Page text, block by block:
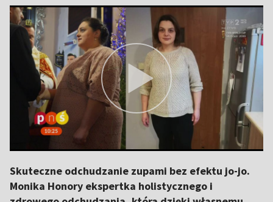
Skuteczne odchudzanie zupami bez efektu jo-jo.
Monika Honory ekspertka holistycznego i